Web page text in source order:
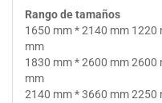
Rango de tamaños
1650 mm * 2140 mm 1220
mm
1830 mm * 2600 mm 2600
mm
2140 mm * 3660 mm 2250